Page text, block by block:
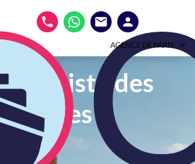
AGENCE DE PARIS
des